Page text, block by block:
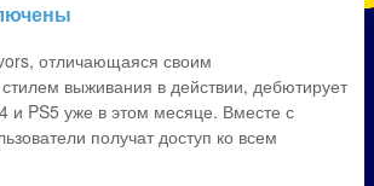
отличающаяся своим
выживания в действии, дебютирует
и PS5 уже в этом месяце. Вместе с
получат доступ ко всем